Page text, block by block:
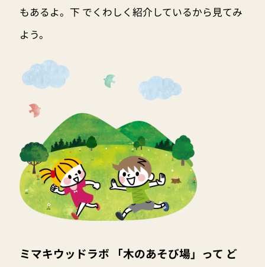
もあるよ。下 でくわしく紹介しているから見てみ
よう。
ミマキウッドラボ 「木のあそび場」って ど